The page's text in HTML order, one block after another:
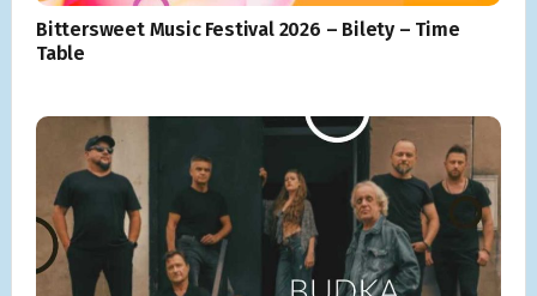
Bittersweet Music Festival 2026 – Bilety – Time
Table